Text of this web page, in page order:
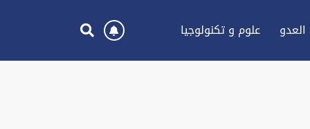
علوم و تكنولوجيا